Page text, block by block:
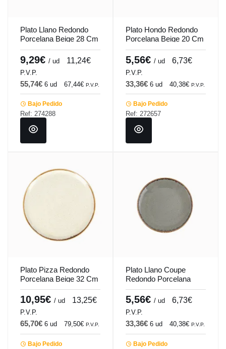
Plato Llano Redondo
Porcelana Beige 28 Cm
Seasons Beige Porland
9,29€ / ud 11,24€
P.V.P.
55,74€ 6 ud 67,44€ P.V.P.
Bajo Pedido
Ref: 274288
Plato Hondo Redondo
Porcelana Beige 20 Cm
Seasons Beige Porland
5,56€ / ud 6,73€
P.V.P.
33,36€ 6 ud 40,38€ P.V.P.
Bajo Pedido
Ref: 272657
Plato Pizza Redondo
Porcelana Beige 32 Cm
Seasons Beige Porland
10,95€ / ud 13,25€
P.V.P.
65,70€ 6 ud 79,50€ P.V.P.
Bajo Pedido
Plato Llano Coupe
Redondo Porcelana
Gris oscuro 20 Cm
Seasons Porland
5,56€ / ud 6,73€
P.V.P.
33,36€ 6 ud 40,38€ P.V.P.
Bajo Pedido